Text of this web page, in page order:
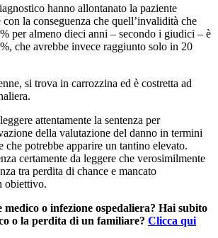
hanno allontanato la paziente
con la conseguenza che quell’invalidità che
per almeno dieci anni – secondo i giudici – è
che avrebbe invece raggiunto solo in 20
si trova in carrozzina ed è costretta ad
attentamente la sentenza per
della valutazione del danno in termini
che potrebbe apparire un tantino elevato.
certamente da leggere che verosimilmente
tra perdita di chance e mancato
obiettivo.
o infezione ospedaliera? Hai subito
o la perdita di un familiare? Clicca qui